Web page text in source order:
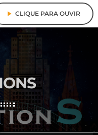
play_arrow CLIQUE PARA OUVIR